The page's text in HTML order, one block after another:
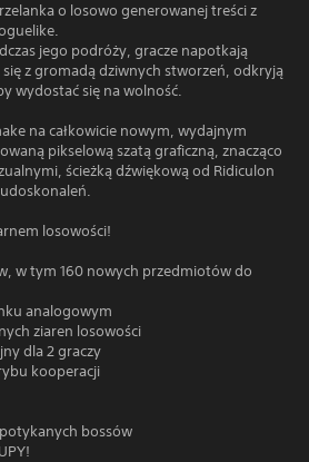
o losowo generowanej treści z
jego podróży, gracze napotkają
z gromadą dziwnych stworzeń, odkryją
wydostać się na wolność.
na całkowicie nowym, wydajnym
pikselową szatą graficzną, znacząco
ścieżką dźwiękową od Ridiculon
losowości!
w tym 160 nowych przedmiotów do
analogowym
ziaren losowości
dla 2 graczy
kooperacji
bossów